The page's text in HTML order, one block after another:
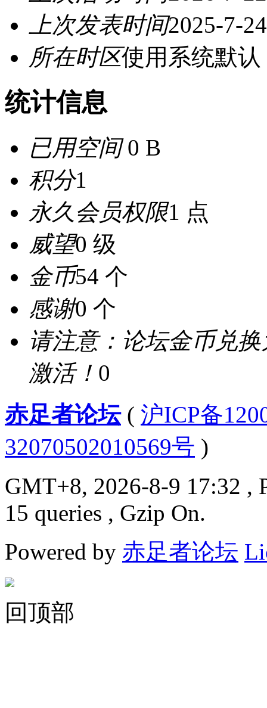
上次发表时间2025-7-
所在时区使用系统默认
统计信息
已用空间0 B
积分1
永久会员权限1 点
威望0 级
金币54 个
感谢0 个
请注意：论坛金币兑
激活！ 0
赤足者论坛( 沪ICP备
32070502010569号 )
GMT+8, 2026-8-9 17:32 ,
15 queries , Gzip On.
Powered by 赤足者论坛
回顶部